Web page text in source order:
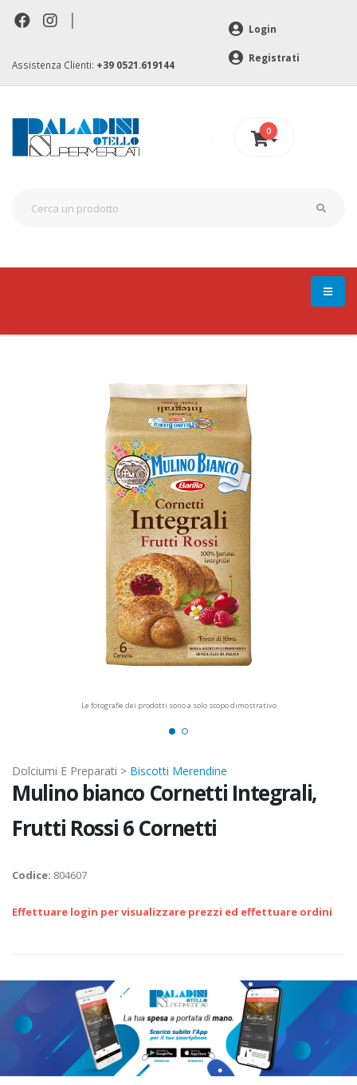
|
Assistenza Clienti: +39 0521.619144
Login
Registrati
0
Le fotografie dei prodotti sono a solo scopo dimostrativo
Dolciumi E Preparati > Biscotti Merendine
Mulino bianco Cornetti Integrali,
Frutti Rossi 6 Cornetti
Codice: 804607
Effettuare login per visualizzare prezzi ed effettuare ordini